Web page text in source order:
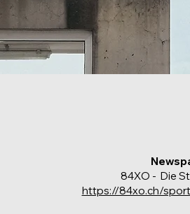
84XO - Die
https://84xo.ch/